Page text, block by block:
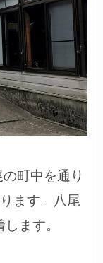
の町中を通り
ます。八尾
ます。